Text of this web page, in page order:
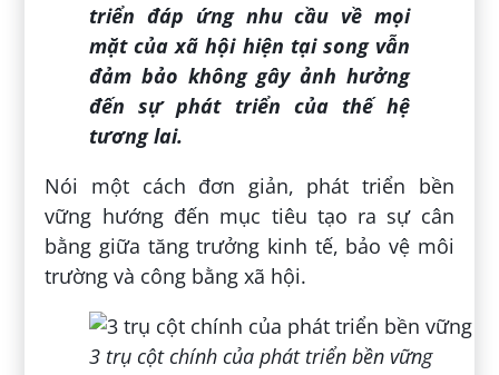
triển đáp ứng nhu cầu về mọi
mặt của xã hội hiện tại song vẫn
đảm bảo không gây ảnh hưởng
đến sự phát triển của thế hệ
tương lai.
Nói một cách đơn giản, phát triển bền
vững hướng đến mục tiêu tạo ra sự cân
bằng giữa tăng trưởng kinh tế, bảo vệ môi
trường và công bằng xã hội.
3 trụ cột chính của phát triển bền vững